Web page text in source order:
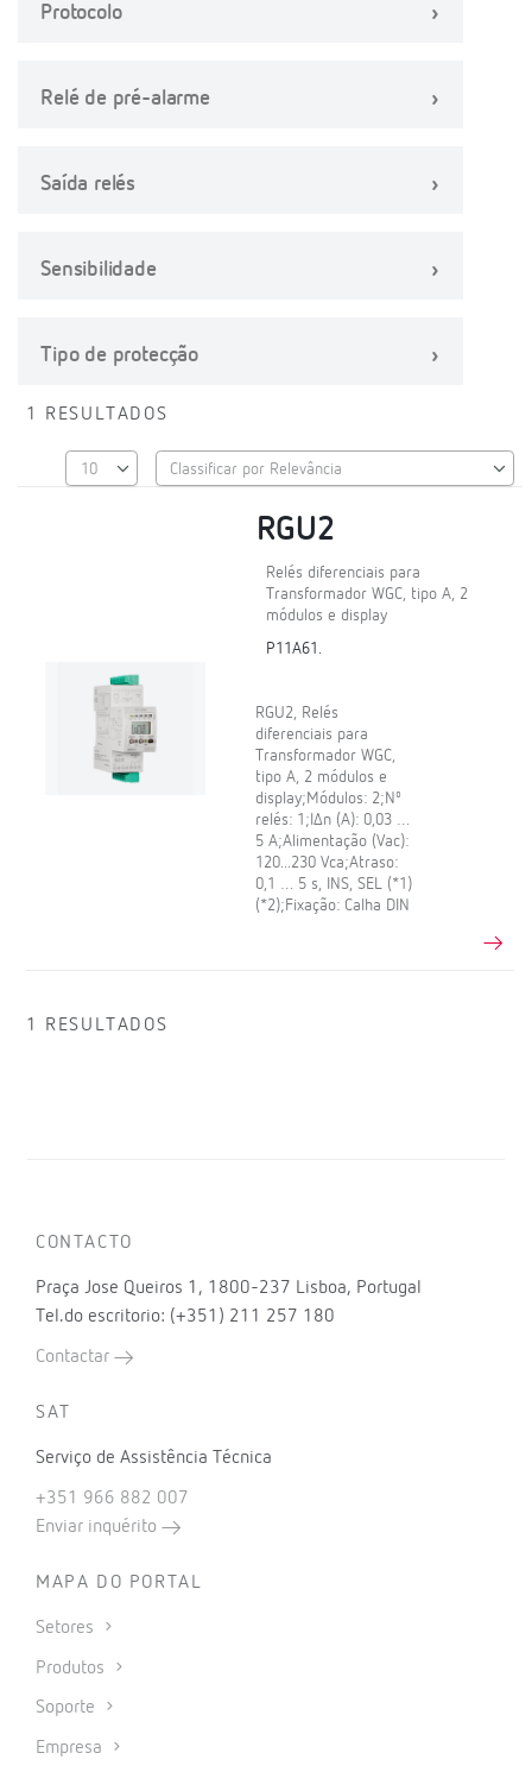
Protocolo
Relé de pré-alarme
Saída relés
Sensibilidade
Tipo de protecção
1 RESULTADOS
RGU2
Relés diferenciais para
Transformador WGC, tipo A, 2
módulos e display
P11A61.
RGU2, Relés
diferenciais para
Transformador WGC,
tipo A, 2 módulos e
display;Módulos: 2;Nº
relés: 1;IΔn (A): 0,03 …
5 A;Alimentação (Vac):
120...230 Vca;Atraso:
0,1 … 5 s, INS, SEL (*1)
(*2);Fixação: Calha DIN
1 RESULTADOS
CONTACTO
Praça Jose Queiros 1, 1800-237 Lisboa, Portugal
Tel.do escritorio: (+351) 211 257 180
Contactar
SAT
Serviço de Assistência Técnica
+351 966 882 007
Enviar inquérito
MAPA DO PORTAL
Setores
Produtos
Soporte
Empresa